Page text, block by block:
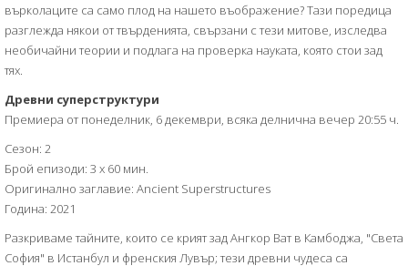
върколаците са само плод на нашето въображение? Тази поредица
разглежда някои от твърденията, свързани с тези митове, изследва
необичайни теории и подлага на проверка науката, която стои зад
тях.
Древни суперструктури
Премиера от понеделник, 6 декември, всяка делнична вечер 20:55 ч.
Сезон: 2
Брой епизоди: 3 x 60 мин.
Оригинално заглавие: Ancient Superstructures
Година: 2021
Разкриваме тайните, които се крият зад Ангкор Ват в Камбоджа, "Света
София" в Истанбул и френския Лувър; тези древни чудеса са